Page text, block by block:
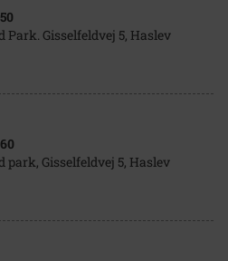
Park. Gisselfeldvej 5, Haslev
park, Gisselfeldvej 5, Haslev